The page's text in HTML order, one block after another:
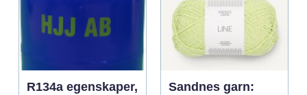
R134a egenskaper,
Sandnes garn: